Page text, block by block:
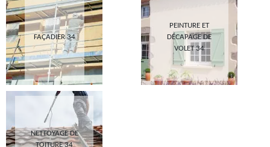
FAÇADIER 34
PEINTURE ET
DÉCAPAGE DE
VOLET 34
NETTOYAGE DE
TOITURE 34